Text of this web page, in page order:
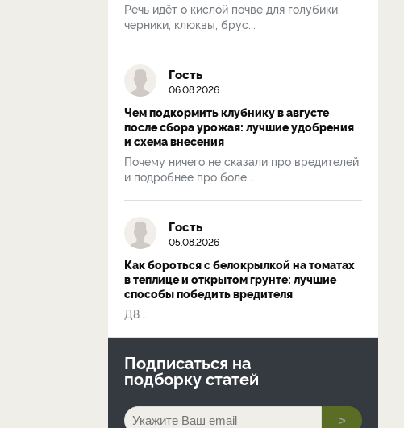
Речь идёт о кислой почве для голубики,
черники, клюквы, брус...
Гость
06.08.2026
Чем подкормить клубнику в августе
после сбора урожая: лучшие удобрения
и схема внесения
Почему ничего не сказали про вредителей
и подробнее про боле...
Гость
05.08.2026
Как бороться с белокрылкой на томатах
в теплице и открытом грунте: лучшие
способы победить вредителя
Д8...
Подписаться на
подборку статей
>